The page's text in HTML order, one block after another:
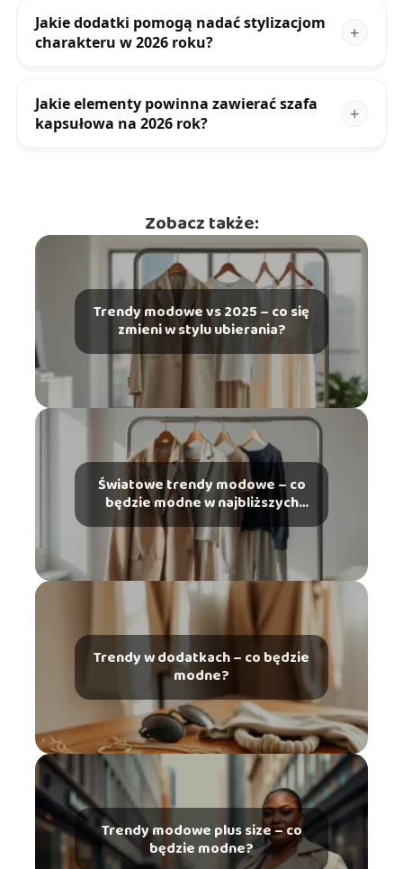
Jakie dodatki pomogą nadać stylizacjom
charakteru w 2026 roku?
Jakie elementy powinna zawierać szafa
kapsułowa na 2026 rok?
Zobacz także:
Trendy modowe vs 2025 – co się
zmieni w stylu ubierania?
Światowe trendy modowe – co
będzie modne w najbliższych
latach?
Trendy w dodatkach – co będzie
modne?
Trendy modowe plus size – co
będzie modne?